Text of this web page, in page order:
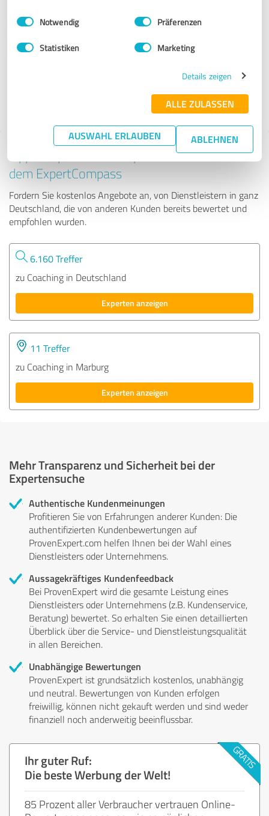
Impressum Datenschutzbestimmungen
Einwilligungsauswahl
Notwendig Präferenzen
Statistiken Marketing
Details zeigen
ALLE ZULASSEN
AUSWAHL ERLAUBEN ABLEHNEN
Tipp: Die passenden Experten finden - mit
dem ExpertCompass
Fordern Sie kostenlos Angebote an, von Dienstleistern in ganz
Deutschland, die von anderen Kunden bereits bewertet und
empfohlen wurden.
6.160 Treffer
zu Coaching in Deutschland
Experten anzeigen
11 Treffer
zu Coaching in Marburg
Experten anzeigen
Mehr Transparenz und Sicherheit bei der
Expertensuche
Authentische Kundenmeinungen
Profitieren Sie von Erfahrungen anderer Kunden: Die
authentifizierten Kundenbewertungen auf
ProvenExpert.com helfen Ihnen bei der Wahl eines
Dienstleisters oder Unternehmens.
Aussagekräftiges Kundenfeedback
Bei ProvenExpert wird die gesamte Leistung eines
Dienstleisters oder Unternehmens (z.B. Kundenservice,
Beratung) bewertet. So erhalten Sie einen detaillierten
Überblick über die Service- und Dienstleistungsqualität
in allen Bereichen.
Unabhängige Bewertungen
ProvenExpert ist grundsätzlich kostenlos, unabhängig
und neutral. Bewertungen von Kunden erfolgen
freiwillig, können nicht gekauft werden und sind weder
finanziell noch anderweitig beeinflussbar.
Ihr guter Ruf:
Die beste Werbung der Welt!
85 Prozent aller Verbraucher vertrauen Online-